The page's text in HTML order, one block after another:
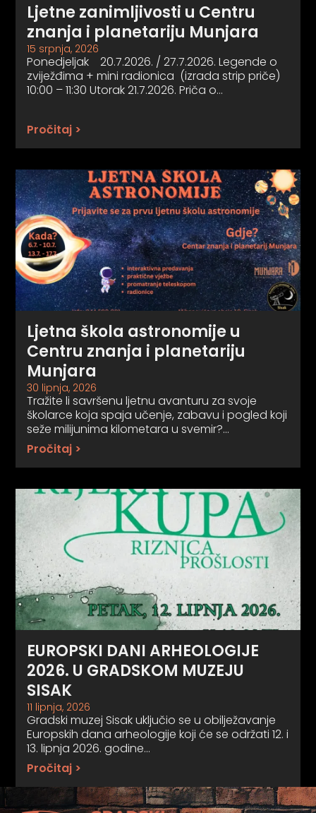
Ljetne zanimljivosti u Centru
znanja i planetariju Munjara
15 srpnja, 2026
Ponedjeljak 20.7.2026. / 27.7.2026. Legende o
zviježđima + mini radionica (izrada strip priče)
10:00 – 11:30 Utorak 21.7.2026. Priča o…
Pročitaj >
Ljetna škola astronomije u
Centru znanja i planetariju
Munjara
30 lipnja, 2026
Tražite li savršenu ljetnu avanturu za svoje
školarce koja spaja učenje, zabavu i pogled koji
seže milijunima kilometara u svemir?…
Pročitaj >
EUROPSKI DANI ARHEOLOGIJE
2026. U GRADSKOM MUZEJU
SISAK
11 lipnja, 2026
Gradski muzej Sisak uključio se u obilježavanje
Europskih dana arheologije koji će se održati 12. i
13. lipnja 2026. godine…
Pročitaj >